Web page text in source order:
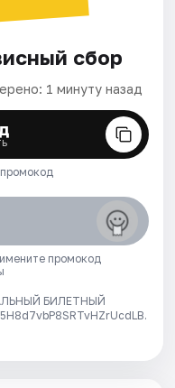
сбор
1 минуту назад
промокод
БИЛЕТНЫЙ